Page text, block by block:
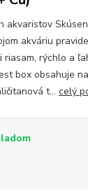
akvaristov
akváriu
rýchlo a
box obsahuje
t... celý